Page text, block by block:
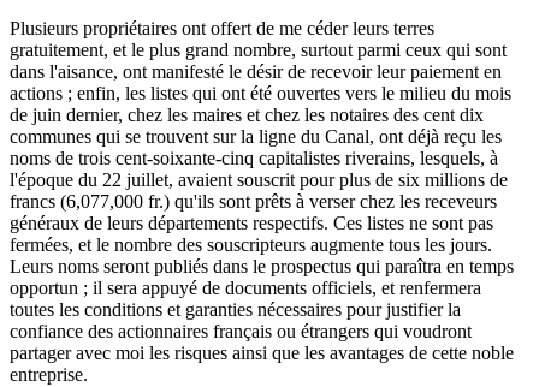
Plusieurs propriétaires ont offert de me céder leurs terres
gratuitement, et le plus grand nombre, surtout parmi ceux qui sont
dans l'aisance, ont manifesté le désir de recevoir leur paiement en
actions ; enfin, les listes qui ont été ouvertes vers le milieu du mois
de juin dernier, chez les maires et chez les notaires des cent dix
communes qui se trouvent sur la ligne du Canal, ont déjà reçu les
noms de trois cent-soixante-cinq capitalistes riverains, lesquels, à
l'époque du 22 juillet, avaient souscrit pour plus de six millions de
francs (6,077,000 fr.) qu'ils sont prêts à verser chez les receveurs
généraux de leurs départements respectifs. Ces listes ne sont pas
fermées, et le nombre des souscripteurs augmente tous les jours.
Leurs noms seront publiés dans le prospectus qui paraîtra en temps
opportun ; il sera appuyé de documents officiels, et renfermera
toutes les conditions et garanties nécessaires pour justifier la
confiance des actionnaires français ou étrangers qui voudront
partager avec moi les risques ainsi que les avantages de cette noble
entreprise.